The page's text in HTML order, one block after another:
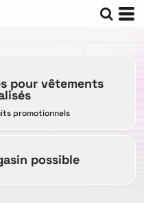
pour vêtements
promotionnels
possible